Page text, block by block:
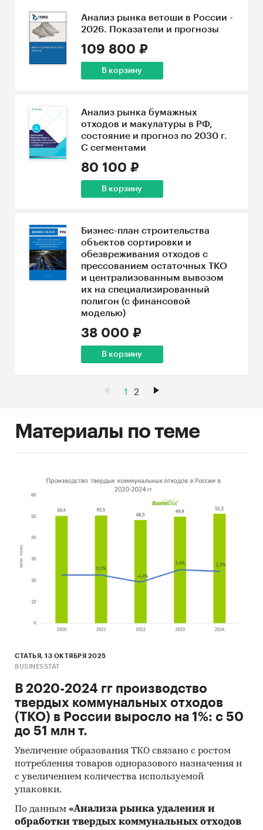
Анализ рынка ветоши в России -
2026. Показатели и прогнозы
109 800 ₽
В корзину
Анализ рынка бумажных
отходов и макулатуры в РФ,
состояние и прогноз по 2030 г.
С сегментами
80 100 ₽
В корзину
Бизнес-план строительства
объектов сортировки и
обезвреживания отходов с
прессованием остаточных ТКО
и централизованным вывозом
их на специализированный
полигон (с финансовой
моделью)
38 000 ₽
В корзину
1 2
Материалы по теме
СТАТЬЯ, 13 ОКТЯБРЯ 2025
BUSINESSTAT
В 2020-2024 гг производство
твердых коммунальных отходов
(ТКО) в России выросло на 1%: с 50
до 51 млн т.
Увеличение образования ТКО связано с ростом
потребления товаров одноразового назначения и
с увеличением количества используемой
упаковки.
По данным «Анализа рынка удаления и
обработки твердых коммунальных отходов